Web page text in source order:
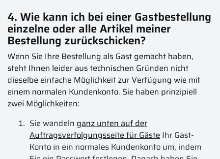
4. Wie kann ich bei einer Gastbestellung
einzelne oder alle Artikel meiner
Bestellung zurückschicken?
Wenn Sie Ihre Bestellung als Gast gemacht haben,
steht Ihnen leider aus technischen Gründen nicht
dieselbe einfache Möglichkeit zur Verfügung wie mit
einem normalen Kundenkonto. Sie haben prinzipiell
zwei Möglichkeiten:
Sie wandelnganz unten auf der
Auftragsverfolgungsseite für GästeIhr Gast-
Konto in ein normales Kundenkonto um, indem